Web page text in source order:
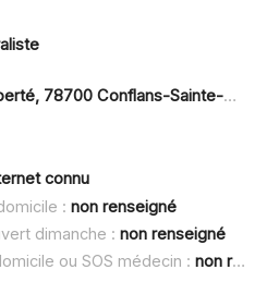
78700 Conflans-Sainte-Honorine
connu
: non renseigné
dimanche : non renseigné
ou SOS médecin : non renseigné